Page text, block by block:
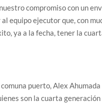
compromiso con un
equipo ejecutor que, con
ya a la fecha, tener la
puerto, Alex
son la cuarta